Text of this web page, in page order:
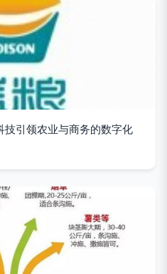
引领农业与商务的数字化